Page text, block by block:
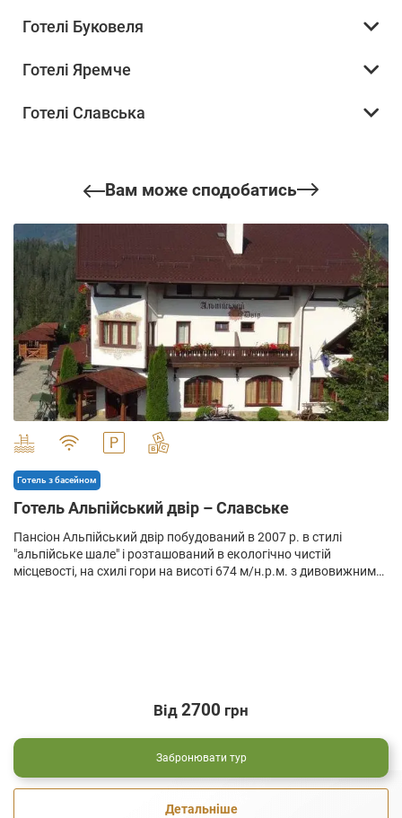
Готелі Буковеля
Готелі Яремче
Готелі Славська
Вам може сподобатись
Готель з басейном
Готель Альпійський двір – Славське
Пансіон Альпійський двір побудований в 2007 р. в стилі
"альпійське шале" і розташований в екологічно чистій
місцевості, на схилі гори на висоті 674 м/н.р.м. з дивовижним
Від 2700 грн
Забронювати тур
Детальніше